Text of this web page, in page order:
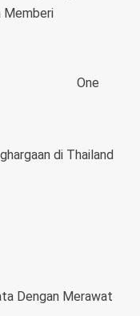
Memberi
One
di Thailand
Dengan Merawat